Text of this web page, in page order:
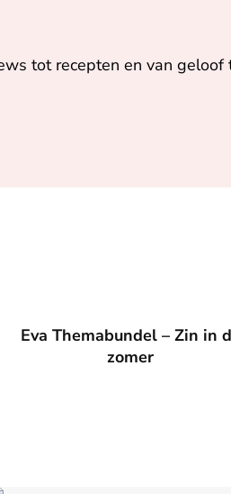
tot recepten en van
Eva Themabundel – Zin in
zomer
Eva Themabundel – Zin in de